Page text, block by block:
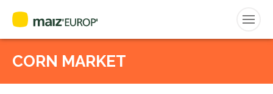
Rechercher
:
CORN MARKET